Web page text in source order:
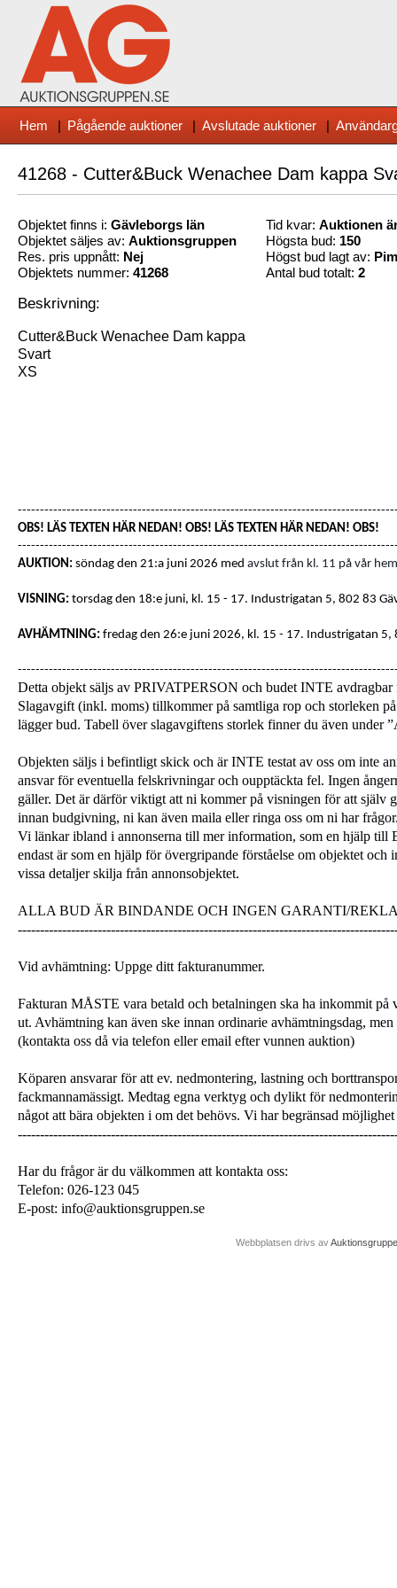
Hem | Pågående auktioner | Avslutade auktioner |
41268 - Cutter&Buck Wenachee Dam kappa
Objektet finns i: Gävleborgs län
Objektet säljes av: Auktionsgruppen
Res. pris uppnått: Nej
Objektets nummer: 41268
Tid kvar: Auktionen
Högsta bud: 150
Högst bud lagt av:
Antal bud totalt: 2
Beskrivning:
Cutter&Buck Wenachee Dam kappa
Svart
XS
OBS! LÄS TEXTEN HÄR NEDAN! OBS! LÄS TEXTEN HÄR NEDAN! OBS!
AUKTION: söndag den 21:a juni 2026 med avslut från kl. 11 på vår
VISNING: torsdag den 18:e juni, kl. 15 - 17. Industrigatan 5, 802 83
AVHÄMTNING: fredag den 26:e juni 2026, kl. 15 - 17. Industrigatan 5,
Detta objekt säljs av PRIVATPERSON och budet INTE
Slagavgift (inkl. moms) tillkommer på samtliga rop och storleken
lägger bud. Tabell över slagavgiftens storlek finner du även under
Objekten säljs i befintligt skick och är INTE testat av oss om inte
ansvar för eventuella felskrivningar och oupptäckta fel. Ingen
gäller. Det är därför viktigt att ni kommer på visningen för att själv
innan budgivning, ni kan även maila eller ringa oss om ni har
Vi länkar ibland i annonserna till mer information, som en hjälp till
endast är som en hjälp för övergripande förståelse om objektet
vissa detaljer skilja från annonsobjektet.
ALLA BUD ÄR BINDANDE OCH INGEN GARANTI/
Vid avhämtning: Uppge ditt fakturanummer.
Fakturan MÅSTE vara betald och betalningen ska ha inkommit på
ut. Avhämtning kan även ske innan ordinarie avhämtningsdag,
(kontakta oss då via telefon eller email efter vunnen auktion)
Köparen ansvarar för att ev. nedmontering, lastning och
fackmannamässigt. Medtag egna verktyg och dylikt för
något att bära objekten i om det behövs. Vi har begränsad
Har du frågor är du välkommen att kontakta oss:
Telefon: 026-123 045
E-post: info@auktionsgruppen.se
Webbplatsen drivs av